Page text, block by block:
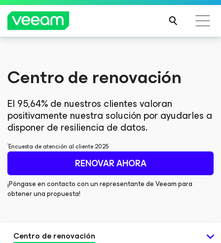
actualización de contenido de CrowdStrike
MÁS
INFO
RMA
CIÓN
actualización de contenido de CrowdStrike
MÁS
INFO
RMA
CIÓN
Centro de renovación
El 95,64% de nuestros clientes valoran
positivamente nuestra solución por ayudarles a
disponer de resiliencia de datos.
*Encuesta de atención al cliente 2025
RENOVAR AHORA
¡Póngase en contacto con un representante de Veeam para
obtener una propuesta!
Centro de renovación